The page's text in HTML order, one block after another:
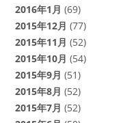
2016年1月 (69)
2015年12月 (77)
2015年11月 (52)
2015年10月 (54)
2015年9月 (51)
2015年8月 (52)
2015年7月 (52)